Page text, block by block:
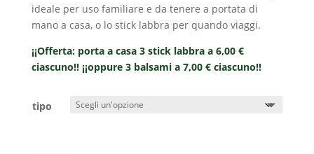
ideale per uso familiare e da tenere a portata di
mano a casa, o lo stick labbra per quando viaggi.
¡¡Offerta: porta a casa 3 stick labbra a 6,00 €
ciascuno!! ¡¡oppure 3 balsami a 7,00 € ciascuno!!
tipo